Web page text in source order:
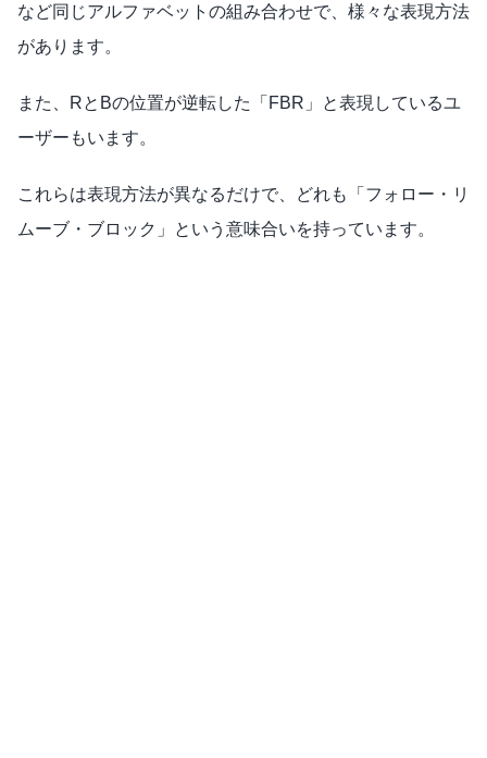
など同じアルファベットの組み合わせで、様々な表現方法
があります。
また、RとBの位置が逆転した「FBR」と表現しているユ
ーザーもいます。
これらは表現方法が異なるだけで、どれも「フォロー・リ
ムーブ・ブロック」という意味合いを持っています。